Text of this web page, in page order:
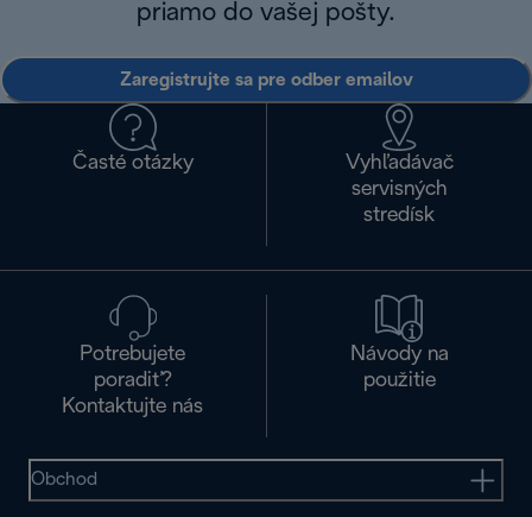
priamo do vašej pošty.
Zaregistrujte sa pre odber emailov
Časté otázky
Vyhľadávač
servisných
stredísk
Potrebujete
poradiť?
Kontaktujte nás
Návody na
použitie
Obchod